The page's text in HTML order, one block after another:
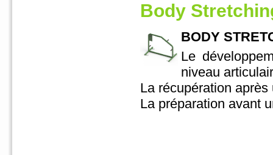
Body
BODY
Le
niveau
La récupération
La préparation avant